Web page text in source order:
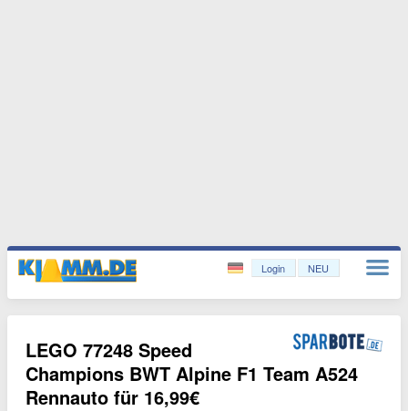
Login NEU
LEGO 77248 Speed
Champions BWT Alpine F1 Team A524
Rennauto für 16,99€